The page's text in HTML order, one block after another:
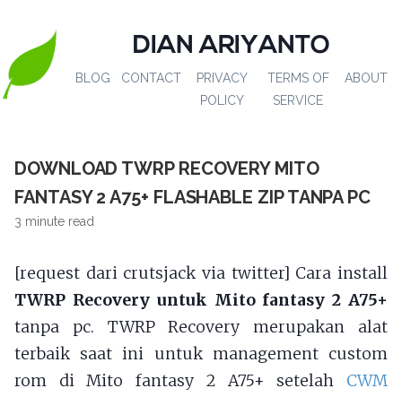
DIAN ARIYANTO
BLOG CONTACT
PRIVACY
POLICY
TERMS OF
SERVICE
ABOUT
DOWNLOAD TWRP RECOVERY MITO
FANTASY 2 A75+ FLASHABLE ZIP TANPA PC
3 minute read
[request dari crutsjack via twitter] Cara install
TWRP Recovery untuk Mito fantasy 2 A75+
tanpa pc. TWRP Recovery merupakan alat
terbaik saat ini untuk management custom
rom di Mito fantasy 2 A75+ setelah CWM